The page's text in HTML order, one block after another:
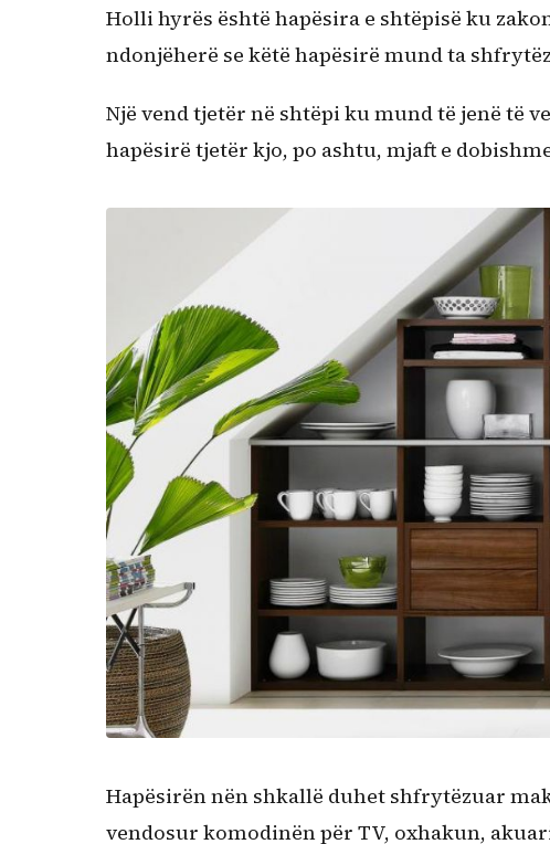
Holli hyrës është hapësira e shtëpisë ku
ndonjëherë se këtë hapësirë mund ta
Një vend tjetër në shtëpi ku mund të jenë të
hapësirë tjetër kjo, po ashtu, mjaft e
Hapësirën nën shkallë duhet shfrytëzuar
vendosur komodinën për TV, oxhakun,